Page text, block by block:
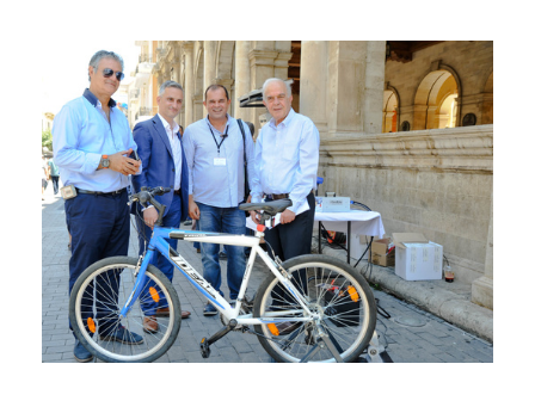
2011
2010
2006
ΤΟΠΟΣ
ΠΟΛΙΤΙΣΜΟΣ